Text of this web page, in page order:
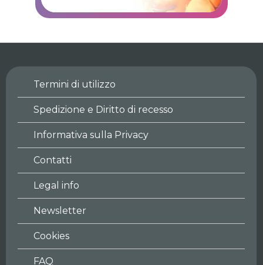
Termini di utilizzo
Spedizione e Diritto di recesso
Informativa sulla Privacy
Contatti
Legal info
Newsletter
Cookies
FAQ